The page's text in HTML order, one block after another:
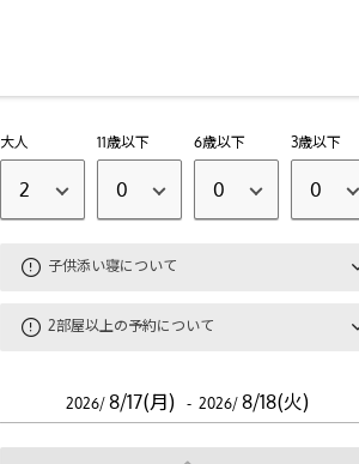
大人
2
11歳以下
0
6歳以下
0
3歳以下
0
子供添い寝について
2部屋以上の予約について
2026/ 8/17(月) - 2026/ 8/18(火)